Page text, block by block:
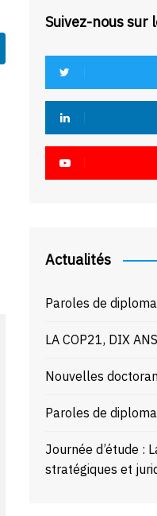
Suivez-nous sur
Actualités
Paroles de
LA COP21, DIX
Nouvelles
Paroles de
Journée d’étude :
stratégiques et